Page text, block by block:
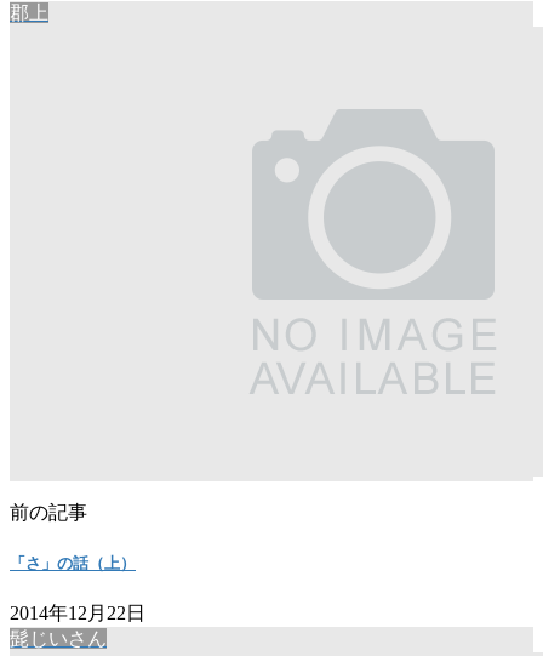
郡上
前の記事
「さ」の話（上）
2014年12月22日
髭じいさん